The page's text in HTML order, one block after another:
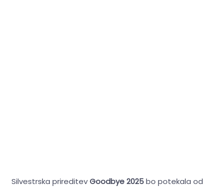
Silvestrska prireditevGoodbye 2025bo potekala od